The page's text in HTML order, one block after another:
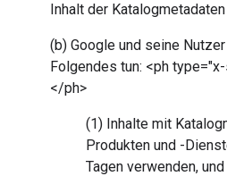
Inhalt der
(b) Google und seine
Folgendes tun: <ph
</ph>
(1) Inhalte mit
Produkten und -
Tagen verwenden, und